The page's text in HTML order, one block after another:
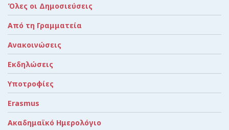
Όλες οι Δημοσιεύσεις
Από τη Γραμματεία
Ανακοινώσεις
Εκδηλώσεις
Υποτροφίες
Erasmus
Ακαδημαϊκό Ημερολόγιο